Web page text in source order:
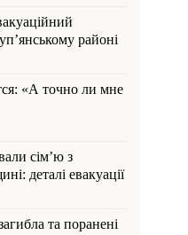
районі
«А точно ли мне
сім’ю з
деталі евакуації
та поранені